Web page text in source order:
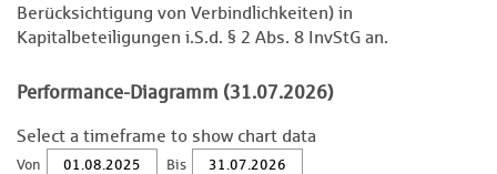
Berücksichtigung von Verbindlichkeiten) in
Kapitalbeteiligungen i.S.d. § 2 Abs. 8 InvStG an.
Performance-Diagramm (31.07.2026)
Select a timeframe to show chart data
Von Bis